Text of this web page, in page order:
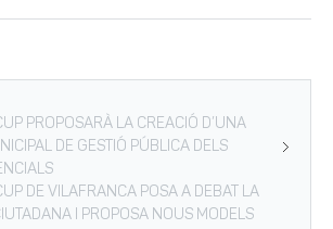
PROPOSARÀ LA CREACIÓ D’UNA
DE GESTIÓ PÚBLICA DELS
DE VILAFRANCA POSA A DEBAT LA
I PROPOSA NOUS MODELS